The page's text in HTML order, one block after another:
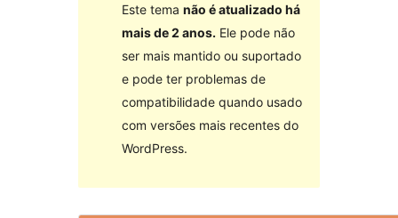
Este tema não é atualizado há
mais de 2 anos. Ele pode não
ser mais mantido ou suportado
e pode ter problemas de
compatibilidade quando usado
com versões mais recentes do
WordPress.